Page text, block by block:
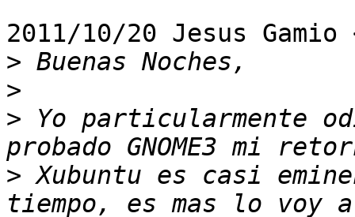
2011/10/20 Jesus Gamio
>
>
> Yo particularmente
> Xubuntu es casi